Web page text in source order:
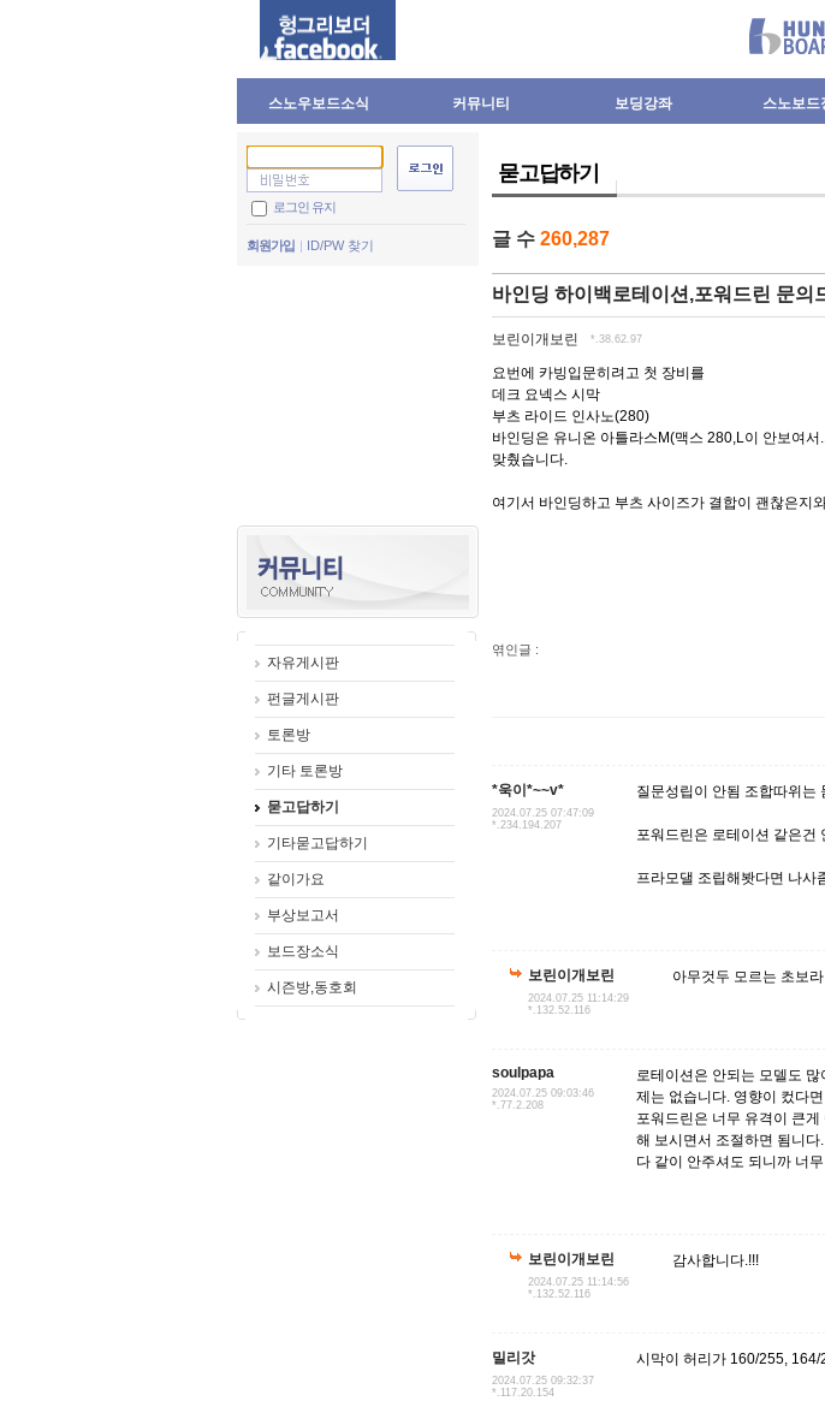
스노우보드소식 커뮤니티 보딩강좌 스노보드
로그인 유지
회원가입 ID/PW 찾기
자유게시판
펀글게시판
토론방
기타 토론방
묻고답하기
기타묻고답하기
같이가요
부상보고서
보드장소식
시즌방,동호회
묻고답하기
글 수 260,287
바인딩 하이백로테이션,포워드린 문의
보린이개보린 *.38.62.97
요번에 카빙입문히려고 첫 장비를
데크 요넥스 시막
부츠 라이드 인사노(280)
바인딩은 유니온 아틀라스M(맥스 280,L이 안보여서
맞췄습니다.
여기서 바인딩하고 부츠 사이즈가 결합이 괜찮은지
엮인글 :
*욱이*~~v*
2024.07.25 07:47:09
*.234.194.207
질문성립이 안됨 조합따위는
포워드린은 로테이션 같은건
프라모댈 조립해봣다면 나사
보린이개보린
2024.07.25 11:14:29
*.132.52.116
아무것두 모르는 초보
soulpapa
2024.07.25 09:03:46
*.77.2.208
로테이션은 안되는 모델도
제는 없습니다. 영향이 컸다
포워드린은 너무 유격이 큰
해 보시면서 조절하면 됨니
다 같이 안주셔도 되니까 너
보린이개보린
2024.07.25 11:14:56
*.132.52.116
감사합니다.!!!
밀리갓
2024.07.25 09:32:37
*.117.20.154
시막이 허리가 160/255,